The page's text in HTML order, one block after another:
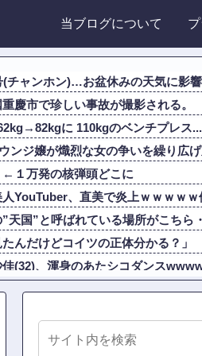
当ブログについて
(チャンホン)…お盆休みの天気に影
慶市で珍しい事故が撮影される。
に 110kgのベンチプレス...
ンジ嬢が熾烈な女の争いを繰り広
←１万発の核弾頭どこに
人YouTuber、直美で炎上ｗｗｗｗｗ
天国”と呼ばれている場所がこちら
んだけどコイツの正体分かる？」
佳(32)、渾身のあたシコダンス
身な極小パンティがHすぎる
がうらやましいと感じるものがこ